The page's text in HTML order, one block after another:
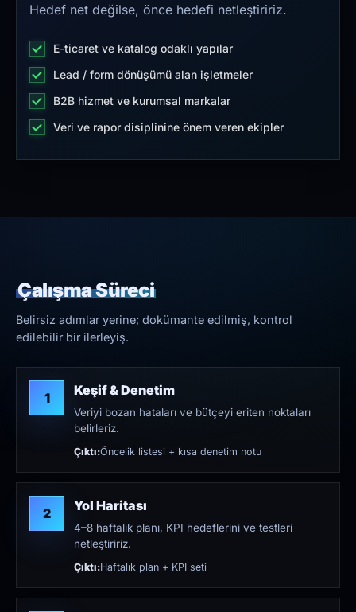
Hedef net değilse, önce hedefi netleştiririz.
E-ticaret ve katalog odaklı yapılar
Lead / form dönüşümü alan işletmeler
B2B hizmet ve kurumsal markalar
Veri ve rapor disiplinine önem veren ekipler
Çalışma Süreci
Belirsiz adımlar yerine; dokümante edilmiş, kontrol
edilebilir bir ilerleyiş.
1 Keşif & Denetim
Veriyi bozan hataları ve bütçeyi eriten noktaları
belirleriz.
Çıktı:Öncelik listesi + kısa denetim notu
2 Yol Haritası
4–8 haftalık planı, KPI hedeflerini ve testleri
netleştiririz.
Çıktı:Haftalık plan + KPI seti